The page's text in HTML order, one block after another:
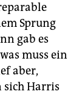
Sprung
gab es
muss ein
aber,
sich Harris